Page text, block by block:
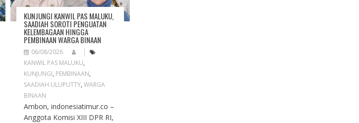
KUNJUNGI KANWIL PAS MALUKU,
SAADIAH SOROTI PENGUATAN
KELEMBAGAAN HINGGA
PEMBINAAN WARGA BINAAN
06/08/2026
KANWIL PAS MALUKU,
KUNJUNGI, PEMBINAAN,
SAADIAH ULUPUTTY,WARGA
BINAAN
Ambon, indonesiatimur.co –
Anggota Komisi XIII DPR RI,